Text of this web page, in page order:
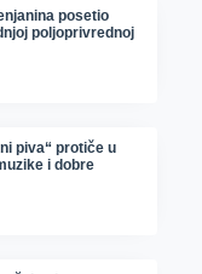
posetio
poljoprivrednoj
piva“ protiče u
i dobre